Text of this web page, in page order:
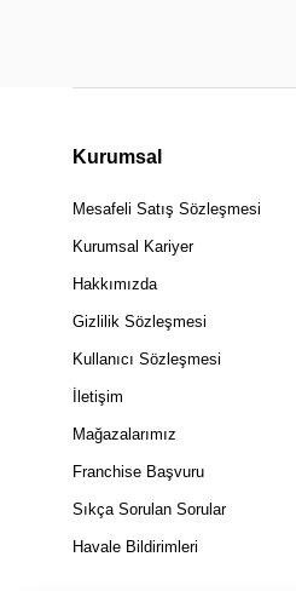
Kurumsal
Mesafeli Satış Sözleşmesi
Kurumsal Kariyer
Hakkımızda
Gizlilik Sözleşmesi
Kullanıcı Sözleşmesi
İletişim
Mağazalarımız
Franchise Başvuru
Sıkça Sorulan Sorular
Havale Bildirimleri